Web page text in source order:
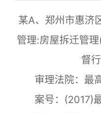
某A、郑州市惠济
管理:房屋拆迁管
督
审理法院：最
案号：(2017)